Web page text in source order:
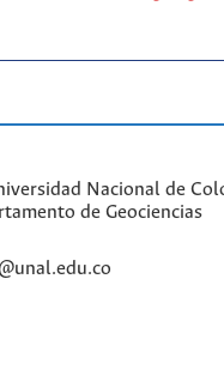
Nacional de
de Geociencias